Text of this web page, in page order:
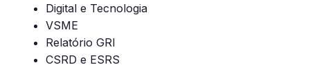
Digital e Tecnologia
VSME
Relatório GRI
CSRD e ESRS